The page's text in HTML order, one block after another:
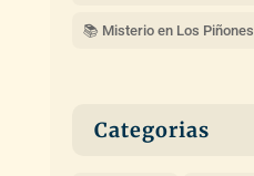
📚 Misterio en Los Piñones
Categorias